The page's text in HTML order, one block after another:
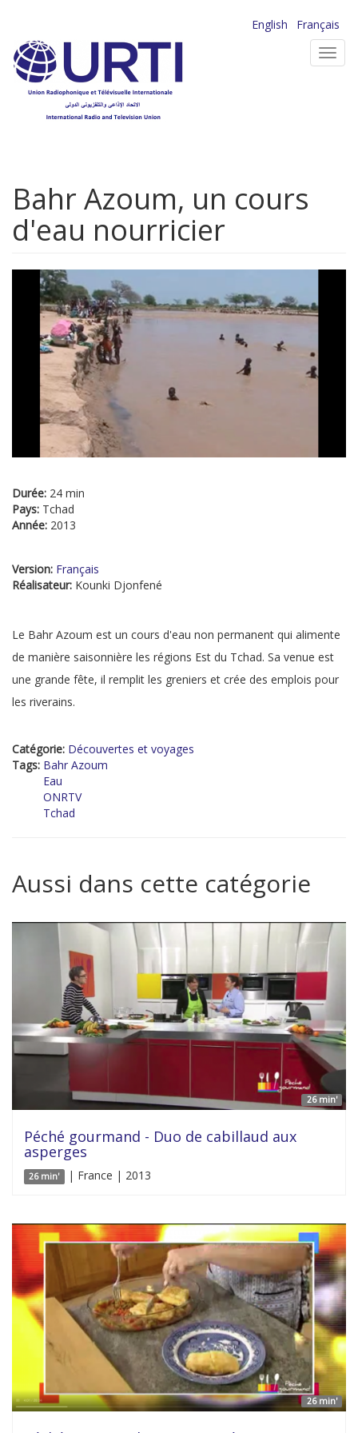
contenu
principal
English
Français
Bahr Azoum, un cours
d'eau nourricier
Durée: 24 min
Pays: Tchad
Année: 2013
Version: Français
Réalisateur: Kounki Djonfené
Le Bahr Azoum est un cours d'eau non permanent qui alimente
de manière saisonnière les régions Est du Tchad. Sa venue est
une grande fête, il remplit les greniers et crée des emplois pour
les riverains.
Catégorie: Découvertes et voyages
Tags: Bahr Azoum
Eau
ONRTV
Tchad
Aussi dans cette catégorie
26 min'
Péché gourmand - Duo de cabillaud aux
asperges
26 min' | France | 2013
26 min'